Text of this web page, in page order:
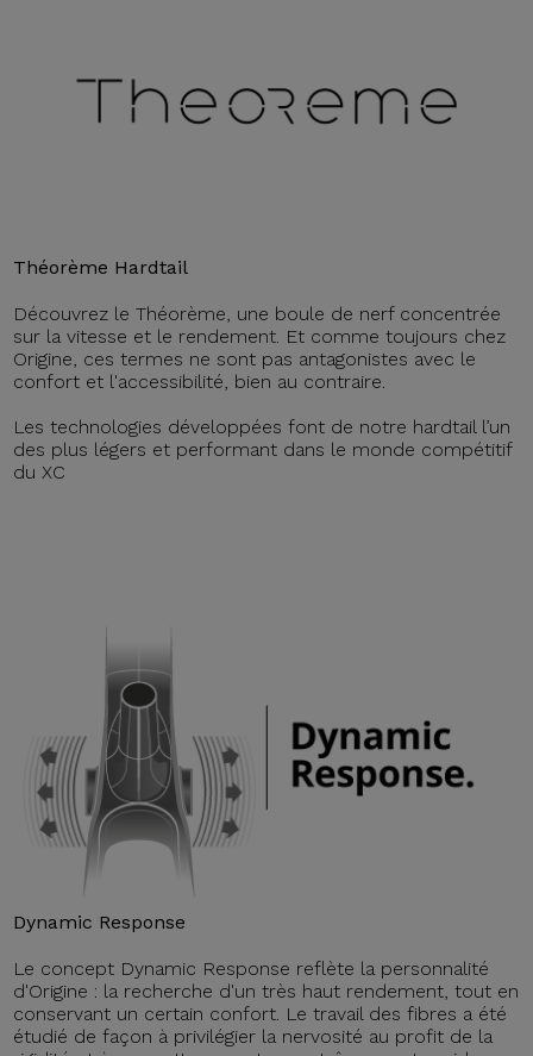
Théorème Hardtail
Découvrez le Théorème, une boule de nerf concentrée
sur la vitesse et le rendement. Et comme toujours chez
Origine, ces termes ne sont pas antagonistes avec le
confort et l'accessibilité, bien au contraire.
Les technologies développées font de notre hardtail l’un
des plus légers et performant dans le monde compétitif
du XC
Dynamic Response
Le concept Dynamic Response reflète la personnalité
d'Origine : la recherche d'un très haut rendement, tout en
conservant un certain confort. Le travail des fibres a été
étudié de façon à privilégier la nervosité au profit de la